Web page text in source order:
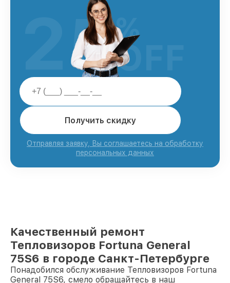
Получить скидку
Отправляя заявку, Вы соглашаетесь на обработку
персональных данных
25%
OFF
Качественный ремонт
Тепловизоров Fortuna General
75S6 в городе Санкт-Петербурге
Понадобился обслуживание Тепловизоров Fortuna
General 75S6, смело обращайтесь в наш